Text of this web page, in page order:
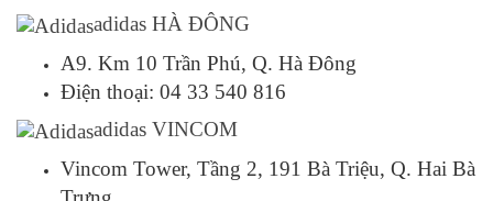
adidas HÀ ĐÔNG
A9. Km 10 Trần Phú, Q. Hà Đông
Điện thoại: 04 33 540 816
adidas VINCOM
Vincom Tower, Tầng 2, 191 Bà Triệu, Q. Hai Bà